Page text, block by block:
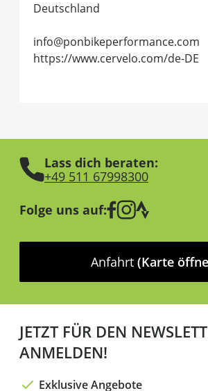
Deutschland
info@ponbikeperformance.com
https://www.cervelo.com/de-DE
Lass dich beraten:
+49 511 67998300
Folge uns auf:
Anfahrt (Karte
JETZT FÜR DEN
ANMELDEN!
Exklusive Angebote